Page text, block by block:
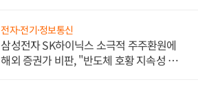
전자·전기·정보통신
삼성전자 SK하이닉스 소극적 주주환원에
해외 증권가 비판, "반도체 호황 지속성 의